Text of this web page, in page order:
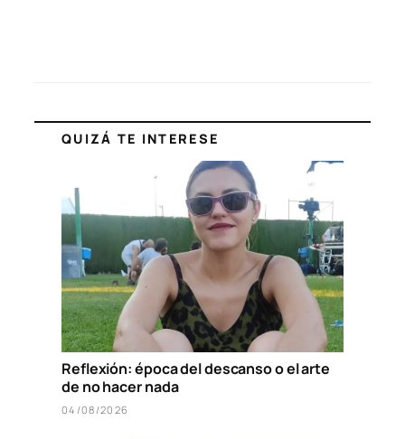
QUIZÁ TE INTERESE
Reflexión: época del descanso o el arte
de no hacer nada
04/08/2026